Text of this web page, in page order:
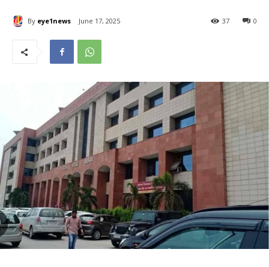
By eye1news June 17, 2025 0
37